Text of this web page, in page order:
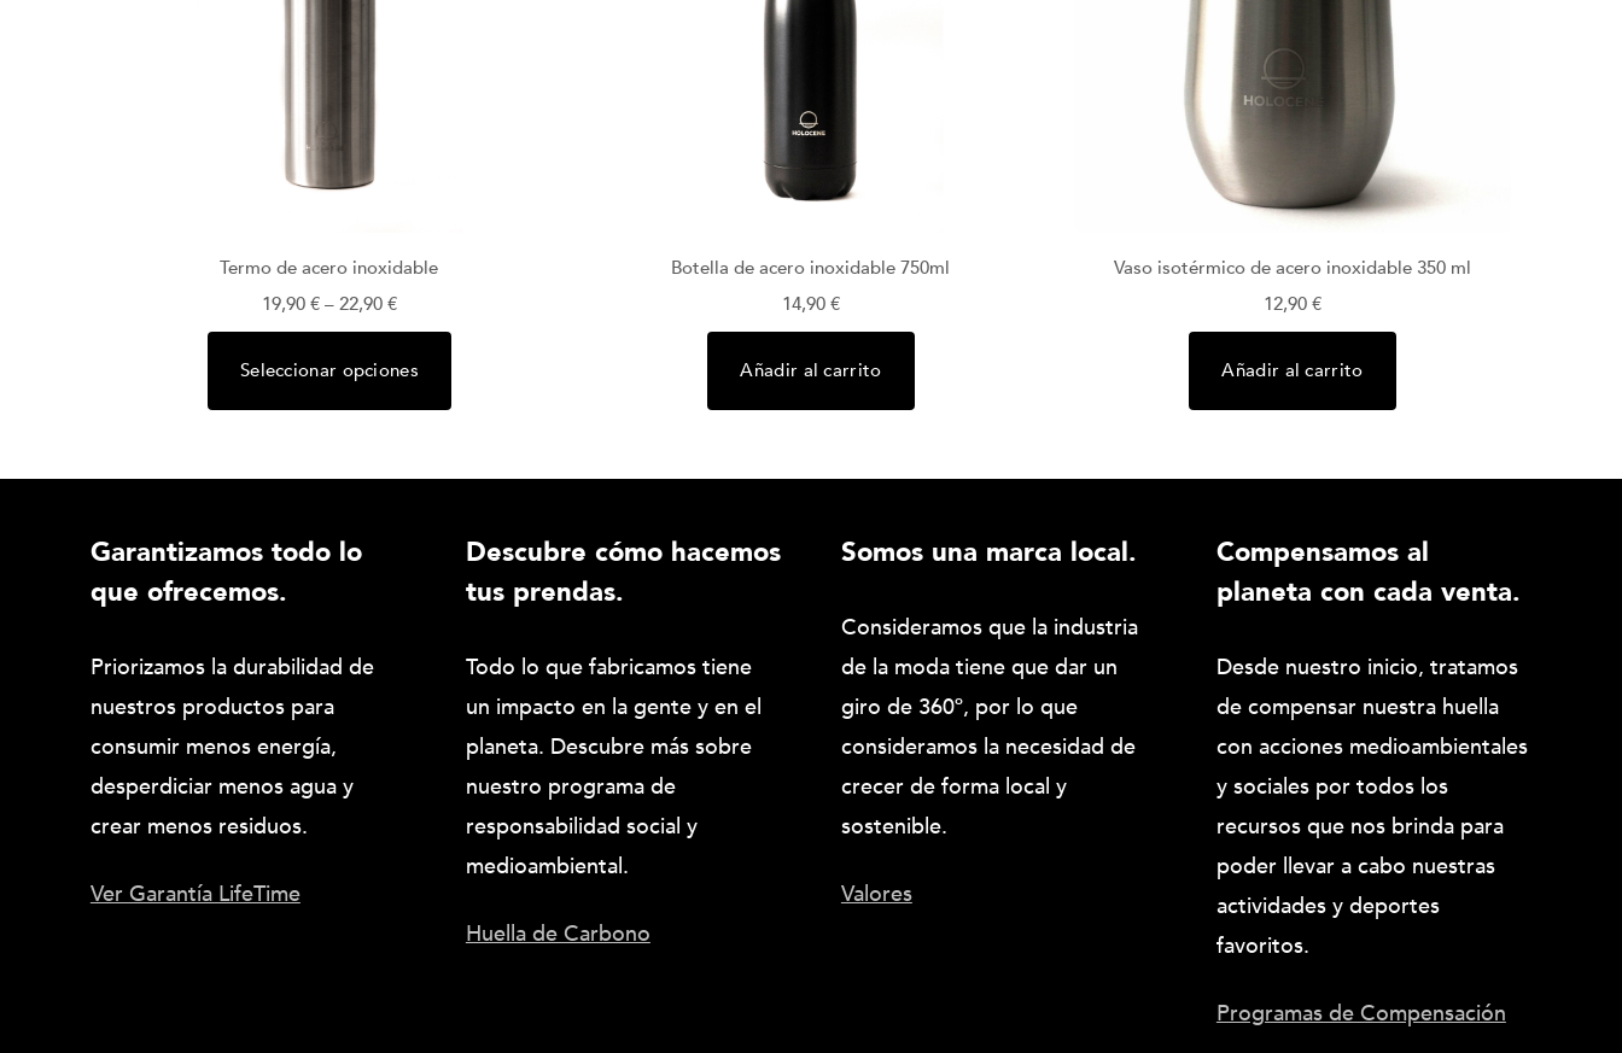
Termo de acero inoxidable
19,90 €– 22,90 €
Seleccionar opciones
Botella de acero inoxidable 750ml
14,90 €
Añadir al carrito
Vaso isotérmico de acero inoxidable 350 ml
12,90 €
Añadir al carrito
Garantizamos todo lo
que ofrecemos.
Priorizamos la durabilidad de
nuestros productos para
consumir menos energía,
desperdiciar menos agua y
crear menos residuos.
Ver Garantía LifeTime
Descubre cómo hacemos
tus prendas.
Todo lo que fabricamos tiene
un impacto en la gente y en el
planeta. Descubre más sobre
nuestro programa de
responsabilidad social y
medioambiental.
Huella de Carbono
Somos una marca local.
Consideramos que la industria
de la moda tiene que dar un
giro de 360º, por lo que
consideramos la necesidad de
crecer de forma local y
sostenible.
Valores
Compensamos al
planeta con cada venta.
Desde nuestro inicio, tratamos
de compensar nuestra huella
con acciones medioambientales
y sociales por todos los
recursos que nos brinda para
poder llevar a cabo nuestras
actividades y deportes
favoritos.
Programas de Compensación